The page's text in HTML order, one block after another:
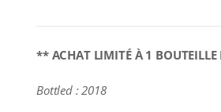
** ACHAT LIMITÉ À 1
Bottled : 2018